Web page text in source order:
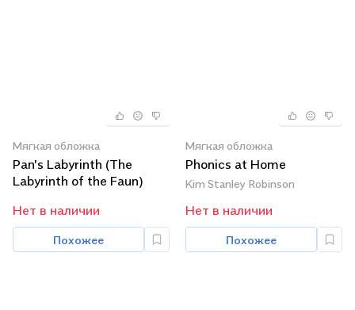
Мягкая обложка
Pan's Labyrinth (The
Labyrinth of the Faun)
Нет в наличии
Похожее
Мягкая обложка
Phonics at Home
Kim Stanley Robinson
Нет в наличии
Похожее